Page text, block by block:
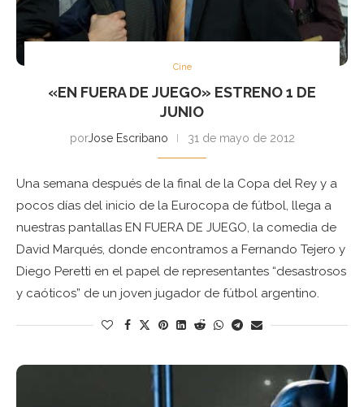
Cine
«EN FUERA DE JUEGO» ESTRENO 1 DE
JUNIO
porJose Escribano 31 de mayo de 2012
Una semana después de la final de la Copa del Rey y a
pocos días del inicio de la Eurocopa de fútbol, llega a
nuestras pantallas EN FUERA DE JUEGO, la comedia de
David Marqués, donde encontramos a Fernando Tejero y
Diego Peretti en el papel de representantes “desastrosos
y caóticos” de un joven jugador de fútbol argentino.